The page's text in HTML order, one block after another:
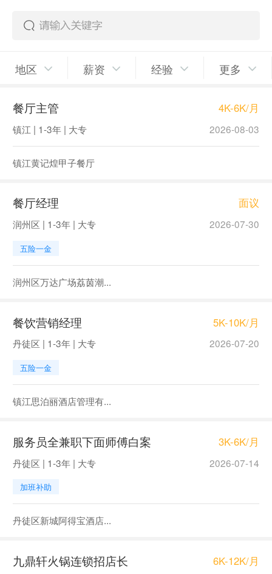
地区 薪资 经验 更多
餐厅主管 4K-6K/月
镇江 | 1-3年 | 大专 2026-08-03
镇江黄记煌甲子餐厅
餐厅经理 面议
润州区 | 1-3年 | 大专 2026-07-30
五险一金
润州区万达广场荔茵潮...
餐饮营销经理 5K-10K/月
丹徒区 | 1-3年 | 大专 2026-07-20
五险一金
镇江思泊丽酒店管理有...
服务员全兼职下面师傅白案 3K-6K/月
丹徒区 | 1-3年 | 大专 2026-07-14
加班补助
丹徒区新城阿得宝酒店...
九鼎轩火锅连锁招店长 6K-12K/月